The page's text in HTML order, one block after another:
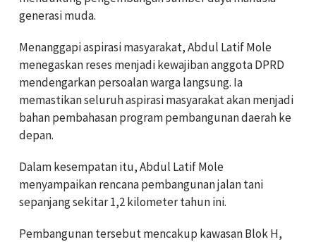
generasi muda.
Menanggapi aspirasi masyarakat, Abdul Latif Mole
menegaskan reses menjadi kewajiban anggota DPRD
mendengarkan persoalan warga langsung. Ia
memastikan seluruh aspirasi masyarakat akan menjadi
bahan pembahasan program pembangunan daerah ke
depan.
Dalam kesempatan itu, Abdul Latif Mole
menyampaikan rencana pembangunan jalan tani
sepanjang sekitar 1,2 kilometer tahun ini.
Pembangunan tersebut mencakup kawasan Blok H,